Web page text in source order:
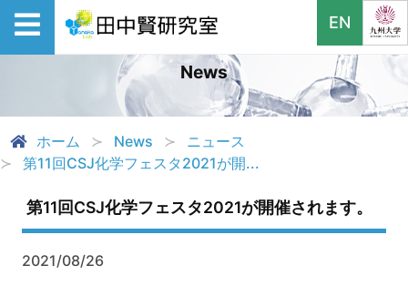
EN
News
ホーム News
ニュース
第11回CSJ化学フェスタ2021が開...
第11回CSJ化学フェスタ2021が開催されます。
2021/08/26